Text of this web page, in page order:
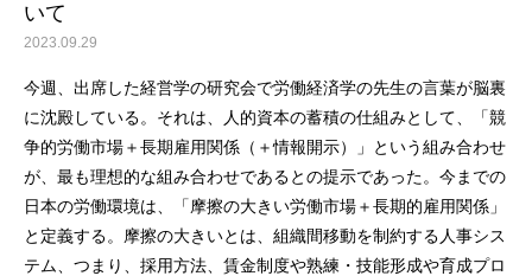
いて
2023.09.29
今週、出席した経営学の研究会で労働経済学の先生の言葉が脳裏
に沈殿している。それは、人的資本の蓄積の仕組みとして、「競
争的労働市場＋長期雇用関係（＋情報開示）」という組み合わせ
が、最も理想的な組み合わせであるとの提示であった。今までの
日本の労働環境は、「摩擦の大きい労働市場＋長期的雇用関係」
と定義する。摩擦の大きいとは、組織間移動を制約する人事シス
テム、つまり、採用方法、賃金制度や熟練・技能形成や育成プロ